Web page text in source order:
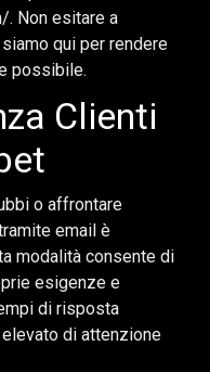
. Non esitare a
qui per rendere
possibile.
Clienti
o affrontare
email è
modalità consente di
esigenze e
di risposta
di attenzione